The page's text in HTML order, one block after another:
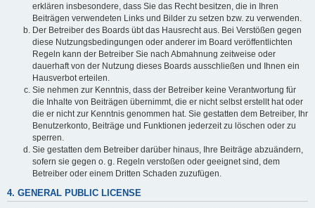
erklären insbesondere, dass Sie das Recht besitzen, die in Ihren
Beiträgen verwendeten Links und Bilder zu setzen bzw. zu verwenden.
Der Betreiber des Boards übt das Hausrecht aus. Bei Verstößen gegen
diese Nutzungsbedingungen oder anderer im Board veröffentlichten
Regeln kann der Betreiber Sie nach Abmahnung zeitweise oder
dauerhaft von der Nutzung dieses Boards ausschließen und Ihnen ein
Hausverbot erteilen.
Sie nehmen zur Kenntnis, dass der Betreiber keine Verantwortung für
die Inhalte von Beiträgen übernimmt, die er nicht selbst erstellt hat oder
die er nicht zur Kenntnis genommen hat. Sie gestatten dem Betreiber, Ihr
Benutzerkonto, Beiträge und Funktionen jederzeit zu löschen oder zu
sperren.
Sie gestatten dem Betreiber darüber hinaus, Ihre Beiträge abzuändern,
sofern sie gegen o. g. Regeln verstoßen oder geeignet sind, dem
Betreiber oder einem Dritten Schaden zuzufügen.
4. GENERAL PUBLIC LICENSE